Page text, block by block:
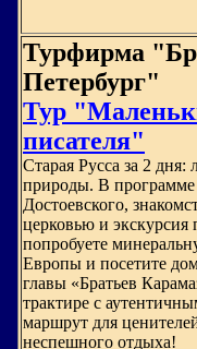
Турфирма
Петербург"
Тур
писателя"
Старая Русса за 2
природы. В
Достоевского,
церковью и
попробуете
Европы и посетите
главы «Братьев
трактире с
маршрут для
неспешного отдыха!